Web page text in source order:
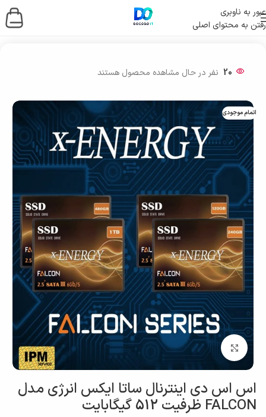
عبور به ناوبری
رفتن به محتوای اصلی
خانه/ ذخیره ساز اطلاعات
20 نفر در حال مشاهده محصول هستند
اتمام موجودی
بزرگنمایی تصویر
اس اس دی اینترنال ساتا ایکس انرژی مدل
FALCON ظرفیت 512 گیگابایت